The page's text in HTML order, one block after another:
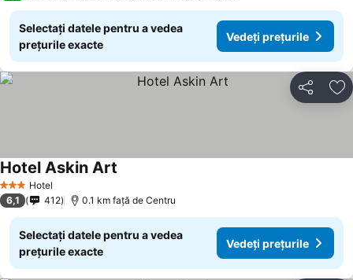
Selectați datele pentru a vedea
prețurile exacte
Vedeți prețurile
Distribuiți
3 SteleHotel
Hotel Askin Art
6,1 412 0.1 km faţă de Centru
Selectați datele pentru a vedea
prețurile exacte
Vedeți prețurile